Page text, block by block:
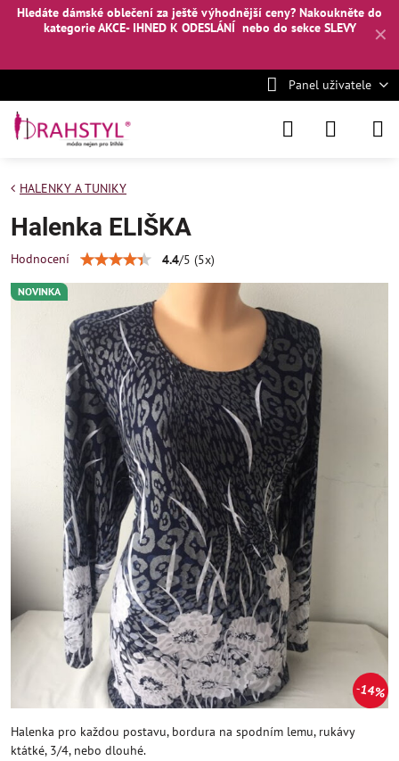
✕
Hledáte dámské oblečení za ještě výhodnější ceny? Nakoukněte do
kategorie AKCE- IHNED K ODESLÁNÍ nebo do sekce SLEVY
Panel uživatele
NOVINKA
14%
HALENKY A TUNIKY
Halenka ELIŠKA
Hodnocení 4.4/5 (5x)
Halenka pro každou postavu, bordura na spodním lemu, rukávy
ktátké, 3/4, nebo dlouhé.